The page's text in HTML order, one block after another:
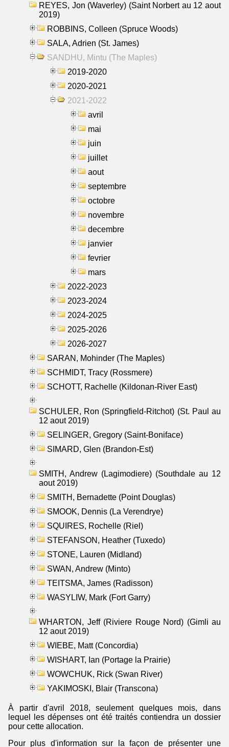
REYES, Jon (Waverley) (Saint Norbert au 12 aout
2019)
ROBBINS, Colleen (Spruce Woods)
SALA, Adrien (St. James)
SANDHU, Mintu (The Maples)
2019-2020
2020-2021
2021-2022
avril
mai
juin
juillet
aout
septembre
octobre
novembre
decembre
janvier
fevrier
mars
2022-2023
2023-2024
2024-2025
2025-2026
2026-2027
SARAN, Mohinder (The Maples)
SCHMIDT, Tracy (Rossmere)
SCHOTT, Rachelle (Kildonan-River East)
SCHULER, Ron (Springfield-Ritchot) (St. Paul au
12 aout 2019)
SELINGER, Gregory (Saint-Boniface)
SIMARD, Glen (Brandon-Est)
SMITH, Andrew (Lagimodiere) (Southdale au 12
aout 2019)
SMITH, Bernadette (Point Douglas)
SMOOK, Dennis (La Verendrye)
SQUIRES, Rochelle (Riel)
STEFANSON, Heather (Tuxedo)
STONE, Lauren (Midland)
SWAN, Andrew (Minto)
TEITSMA, James (Radisson)
WASYLIW, Mark (Fort Garry)
WHARTON, Jeff (Riviere Rouge Nord) (Gimli au
12 aout 2019)
WIEBE, Matt (Concordia)
WISHART, Ian (Portage la Prairie)
WOWCHUK, Rick (Swan River)
YAKIMOSKI, Blair (Transcona)
À partir d'avril 2018, seulement quelques mois, dans
lequel les dépenses ont été traités contiendra un dossier
pour cette allocation.
Pour plus d'information sur la façon de présenter une